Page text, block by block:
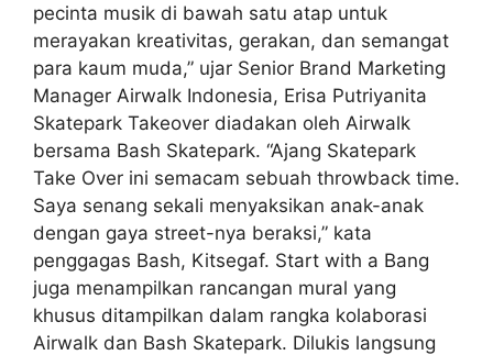
pecinta musik di bawah satu atap untuk
merayakan kreativitas, gerakan, dan semangat
para kaum muda,” ujar Senior Brand Marketing
Manager Airwalk Indonesia, Erisa Putriyanita
Skatepark Takeover diadakan oleh Airwalk
bersama Bash Skatepark. “Ajang Skatepark
Take Over ini semacam sebuah throwback time.
Saya senang sekali menyaksikan anak-anak
dengan gaya street-nya beraksi,” kata
penggagas Bash, Kitsegaf. Start with a Bang
juga menampilkan rancangan mural yang
khusus ditampilkan dalam rangka kolaborasi
Airwalk dan Bash Skatepark. Dilukis langsung